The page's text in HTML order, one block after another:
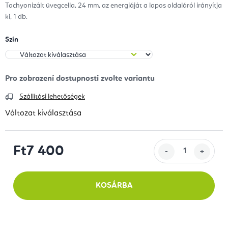
Tachyonizált üvegcella, 24 mm, az energiáját a lapos oldaláról irányítja
ki, 1 db.
Szín
Szállítási lehetőségek
Változat kiválasztása
Ft7 400
KOSÁRBA